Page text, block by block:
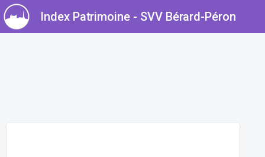
Index Patrimoine - SVV Bérard-Péron